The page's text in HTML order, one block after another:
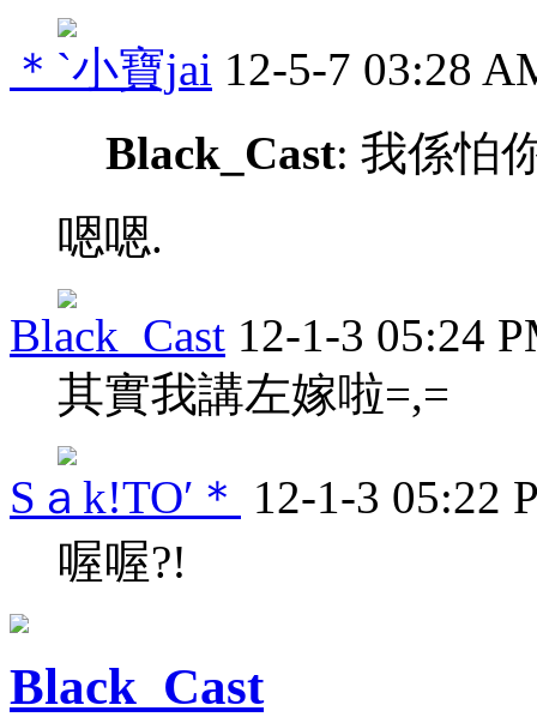
＊`小寶jai 12-5-7 03:28
Black_Cast: 我係怕
嗯嗯.
Black_Cast 12-1-3 05:24
其實我講左嫁啦=,=
Sａk!TO′＊ 12-1-3 05:22
喔喔?!
Black_Cast